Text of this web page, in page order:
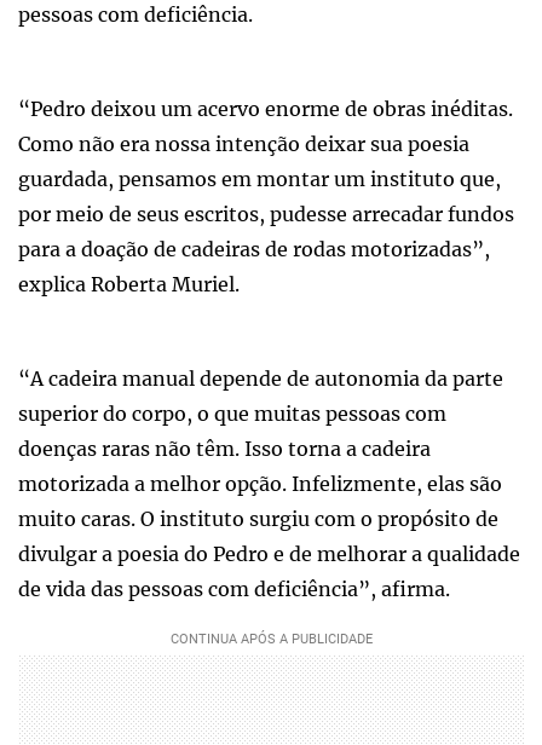
pessoas com deficiência.
“Pedro deixou um acervo enorme de obras inéditas.
Como não era nossa intenção deixar sua poesia
guardada, pensamos em montar um instituto que,
por meio de seus escritos, pudesse arrecadar fundos
para a doação de cadeiras de rodas motorizadas”,
explica Roberta Muriel.
“A cadeira manual depende de autonomia da parte
superior do corpo, o que muitas pessoas com
doenças raras não têm. Isso torna a cadeira
motorizada a melhor opção. Infelizmente, elas são
muito caras. O instituto surgiu com o propósito de
divulgar a poesia do Pedro e de melhorar a qualidade
de vida das pessoas com deficiência”, afirma.